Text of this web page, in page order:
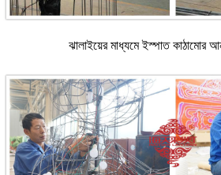
ঝালাইয়ের মাধ্যমে ইস্পাত কাঠামোর